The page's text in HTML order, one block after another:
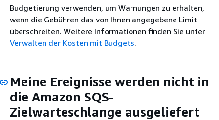
Budgetierung verwenden, um Warnungen zu erhalten,
wenn die Gebühren das von Ihnen angegebene Limit
überschreiten. Weitere Informationen finden Sie unter
Verwalten der Kosten mit Budgets.
Meine Ereignisse werden nicht in
die Amazon SQS-
Zielwarteschlange ausgeliefert